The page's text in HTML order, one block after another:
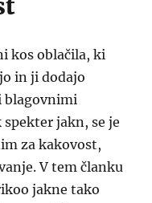
kos oblačila, ki
in ji dodajo
blagovnimi
jakn, se je
za kakovost,
V tem članku
jakne tako